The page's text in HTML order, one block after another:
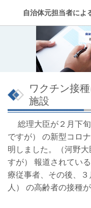
自治体元担当者によ
ワクチン接
施設
総理大臣が２月下旬
ですが） の新型コロ
明しました。（河野
すが） 報道されてい
療従事者、その後、
人） の高齢者の接種